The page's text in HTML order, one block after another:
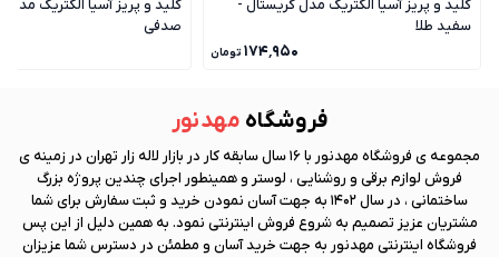
کلید و پریز آسیا الکتریک مدل کریستال -
سفید طلا
۱۷۴٬۹۵۰ تومان
کلید و پریز آسیا الکتریک مدل
صدفی
فروشگاه مهد نور
مجموعه ی فروشگاه مهد نور
با 16 سال سابقه کار در بازار لاله زار تهران در زمینه ی
فروش لوازم برقی و روشنایی ، لوستر و همینطور اجرای چندین پروژه بزرگ
ساختمانی ، در سال 1402 به جهت آسان نمودن خرید و ثبت سفارش برای شما
مشتریان عزیز تصمیم به شروع فروش اینترنتی نمود. به همین دلیل از این پس
فروشگاه اینترنتی مهد نور به جهت خرید آسان و مطمئن در دسترس شما عزیزان